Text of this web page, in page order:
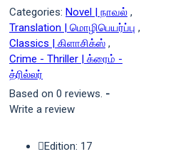
Categories: Novel | நாவல் ,
Translation | மொழிபெயர்ப்பு ,
Classics | கிளாசிக்ஸ் ,
Crime - Thriller | க்ரைம் -
த்ரில்லர்
Based on 0 reviews. -
Write a review
Edition: 17